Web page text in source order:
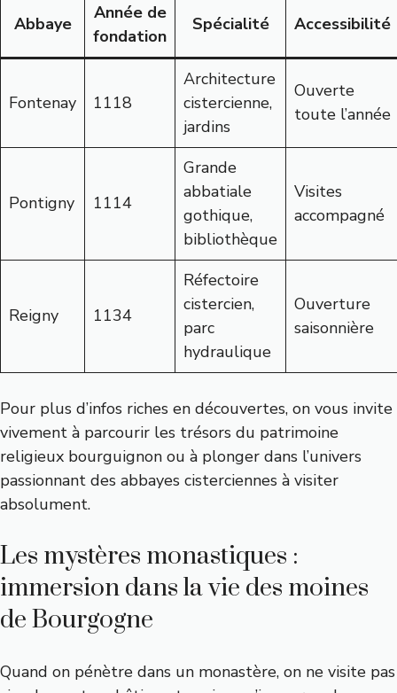
Abbaye
Année de
fondation
Spécialité Accessibilité
Fontenay 1118
Architecture
cistercienne,
jardins
Ouverte
toute l’année
Pontigny 1114
Grande
abbatiale
gothique,
bibliothèque
Visites
accompagné
Reigny 1134
Réfectoire
cistercien,
parc
hydraulique
Ouverture
saisonnière
Pour plus d’infos riches en découvertes, on vous invite
vivement à parcourir les trésors du patrimoine
religieux bourguignon ou à plonger dans l’univers
passionnant des abbayes cisterciennes à visiter
absolument.
Les mystères monastiques :
immersion dans la vie des moines
de Bourgogne
Quand on pénètre dans un monastère, on ne visite pas